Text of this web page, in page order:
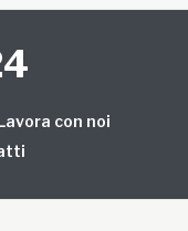
con noi